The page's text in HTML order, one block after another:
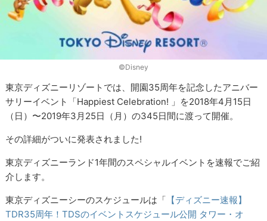
©︎Disney
東京ディズニーリゾートでは、開園35周年を記念したアニバー
サリーイベント「Happiest Celebration! 」を2018年4月15日
（日）〜2019年3月25日（月）の345日間に渡って開催。
その詳細がついに発表されました!
東京ディズニーランド1年間のスペシャルイベントを速報でご紹
介します。
東京ディズニーシーのスケジュールは「 【ディズニー速報】
TDR35周年！TDSのイベントスケジュール公開 タワー・オ